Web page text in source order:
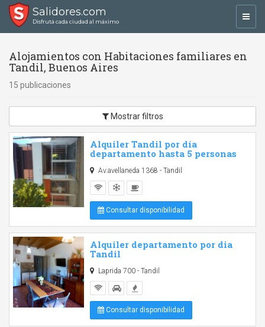
Salidores.com
Disfrutá cada ciudad al máximo
Alojamientos con Habitaciones familiares en
Tandil, Buenos Aires
15 publicaciones
Mostrar filtros
Alquiler Tandil por día
departamento hasta 5 personas
Av.avellaneda 1368 - Tandil
Consultar disponibilidad
Alquiler departamento por dia
Tandil
Laprida 700 - Tandil
Consultar disponibilidad